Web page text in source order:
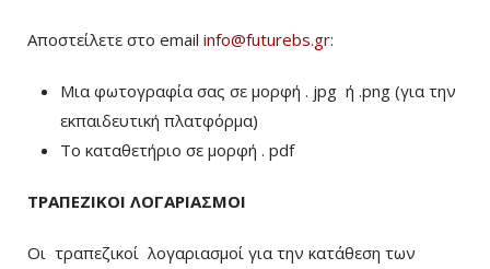
Αποστείλετε στο email info@futurebs.gr:
Μια φωτογραφία σας σε μορφή . jpg ή .png (για την
εκπαιδευτική πλατφόρμα)
To καταθετήριο σε μορφή . pdf
ΤΡΑΠΕΖΙΚΟΙ ΛΟΓΑΡΙΑΣΜΟΙ
Οι τραπεζικοί λογαριασμοί για την κατάθεση των